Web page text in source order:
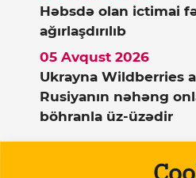
Həbsdə olan ictimai
ağırlaşdırılıb
Ukrayna Wildberries
Rusiyanın nəhəng
böhranla üz-üzədir
05 Avqust 2026